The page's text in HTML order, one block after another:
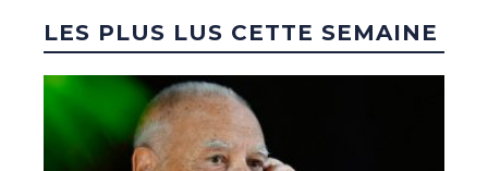
LES PLUS LUS CETTE SEMAINE